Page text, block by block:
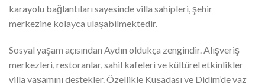
karayolu bağlantıları sayesinde villa sahipleri, şehir
merkezine kolayca ulaşabilmektedir.
Sosyal yaşam açısından Aydın oldukça zengindir. Alışveriş
merkezleri, restoranlar, sahil kafeleri ve kültürel etkinlikler
villa yaşamını destekler. Özellikle Kuşadası ve Didim’de yaz